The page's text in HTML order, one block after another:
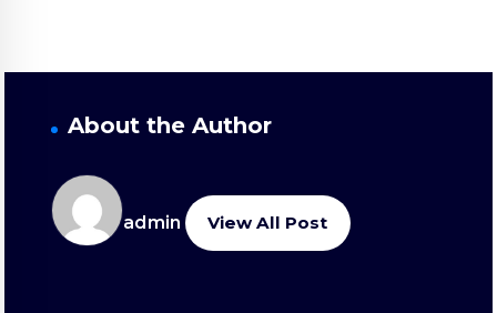
About the Author
admin View All Post